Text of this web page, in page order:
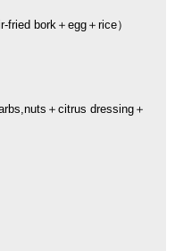
bork＋egg＋rice）
＋citrus dressing＋